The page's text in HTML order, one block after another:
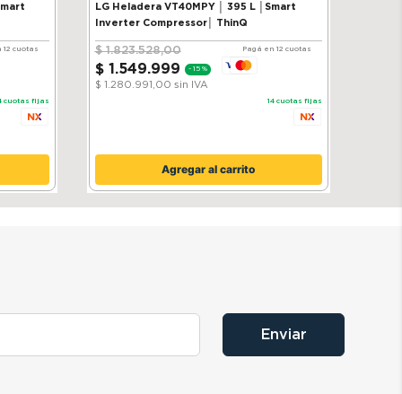
12 cuotas
cuotas fijas
LG Heladera VT40MPY │ 395 L │Smart
Inverter Compressor│ ThinQ
$ 1.823.528,00
$ 1 .549.999 - 15 %
$ 1.280.991,00 sin IVA
Pagá en 12 cuotas
14 cuotas fijas
Agregar al carrito
Enviar